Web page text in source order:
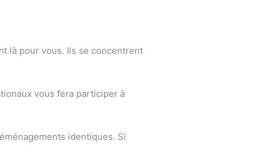
là pour vous. Ils se concentrent
vous fera participer à
identiques. Si